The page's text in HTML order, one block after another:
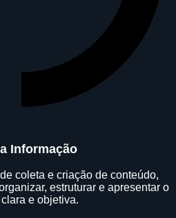
Informação
coleta e criação de conteúdo,
estruturar e apresentar o
e objetiva.